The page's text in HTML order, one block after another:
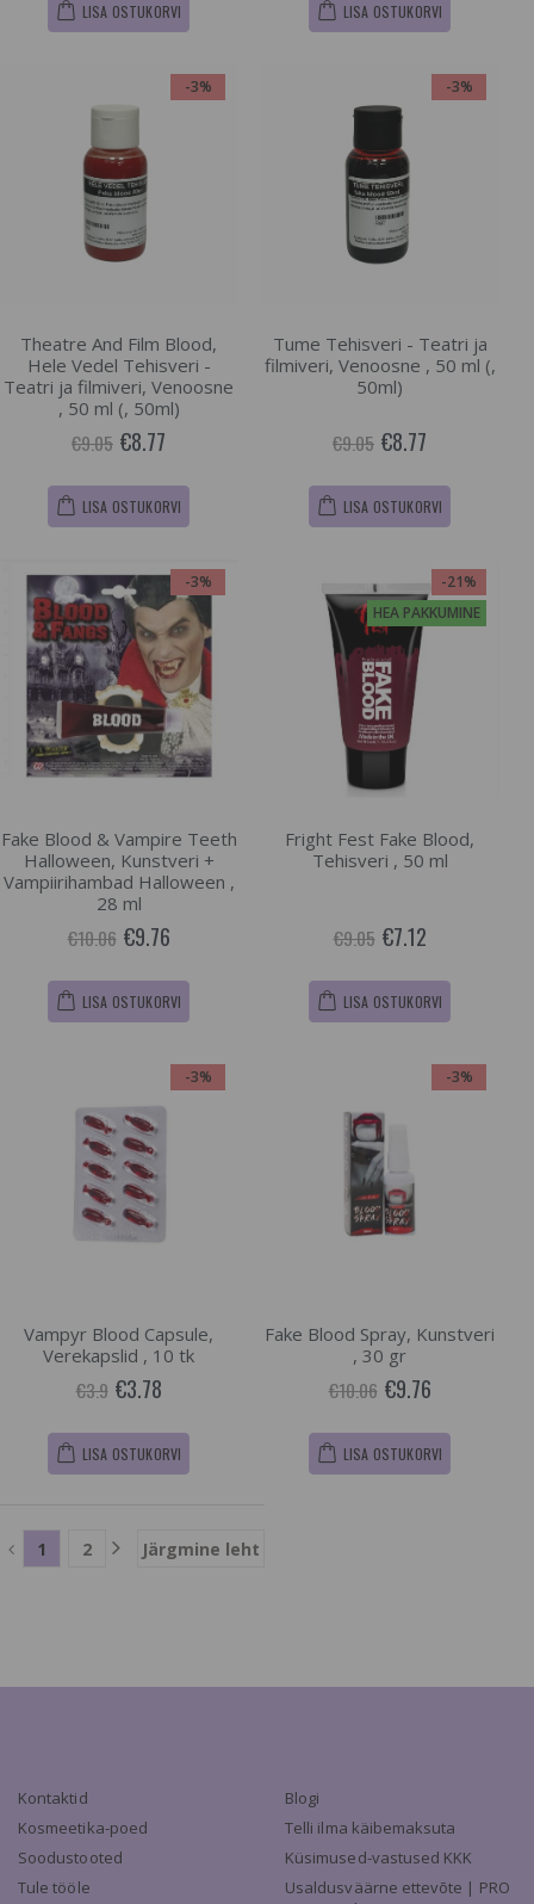
LISA OSTUKORVI LISA OSTUKORVI
-3%
Theatre And Film Blood,
Hele Vedel Tehisveri -
Teatri ja filmiveri, Venoosne
, 50 ml (, 50ml)
€9.05 €8.77
LISA OSTUKORVI
-3%
Tume Tehisveri - Teatri ja
filmiveri, Venoosne , 50 ml (,
50ml)
€9.05 €8.77
LISA OSTUKORVI
-3%
Fake Blood & Vampire Teeth
Halloween, Kunstveri +
Vampiirihambad Halloween ,
28 ml
€10.06 €9.76
LISA OSTUKORVI
-21%
HEA PAKKUMINE
Fright Fest Fake Blood,
Tehisveri , 50 ml
€9.05 €7.12
LISA OSTUKORVI
-3%
Vampyr Blood Capsule,
Verekapslid , 10 tk
€3.9 €3.78
LISA OSTUKORVI
-3%
Fake Blood Spray, Kunstveri
, 30 gr
€10.06 €9.76
LISA OSTUKORVI
1 2 Järgmine leht
Kontaktid
Kosmeetika-poed
Soodustooted
Tule tööle
Blogi
Telli ilma käibemaksuta
Küsimused-vastused KKK
Usaldusväärne ettevõte | PRO